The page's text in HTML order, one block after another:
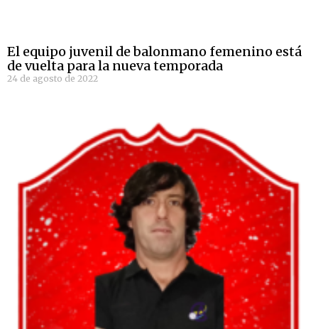
El equipo juvenil de balonmano femenino está
de vuelta para la nueva temporada
24 de agosto de 2022